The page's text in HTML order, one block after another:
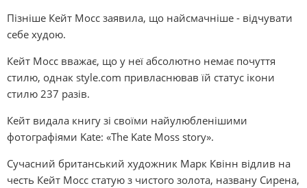
Пізніше Кейт Мосс заявила, що найсмачніше - відчувати
себе худою.
Кейт Мосс вважає, що у неї абсолютно немає почуття
стилю, однак style.com привласнював їй статус ікони
стилю 237 разів.
Кейт видала книгу зі своїми найулюбленішими
фотографіями Kate: «The Kate Moss story».
Сучасний британський художник Марк Квінн відлив на
честь Кейт Мосс статую з чистого золота, названу Сирена,